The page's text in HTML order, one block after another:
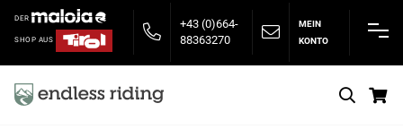
DER
SHOP AUS
+43 (0)664-
88363270
MEIN
KONTO